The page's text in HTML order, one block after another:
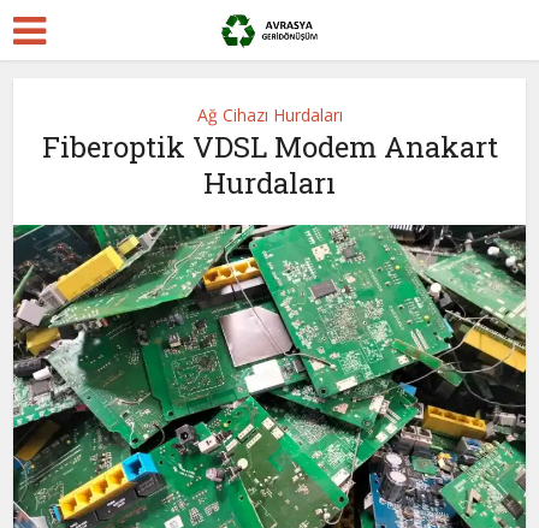
Ağ Cihazı Hurdaları
Fiberoptik VDSL Modem Anakart
Hurdaları